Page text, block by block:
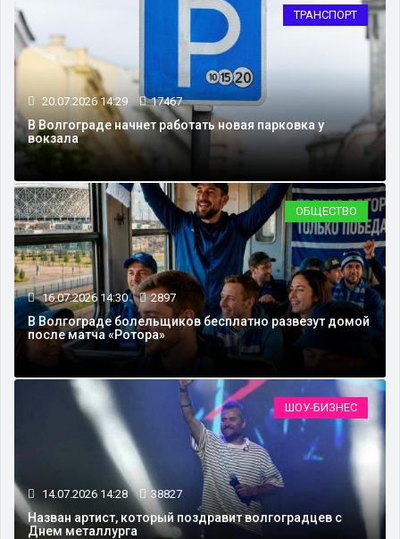
ТРАНСПОРТ
20.07.2026 14:29 17467
В Волгограде начнет работать новая парковка у
вокзала
ОБЩЕСТВО
16.07.2026 14:30 2897
В Волгограде болельщиков бесплатно развезут домой
после матча «Ротора»
ШОУ-БИЗНЕС
14.07.2026 14:28 38827
Назван артист, который поздравит волгоградцев с
Днем металлурга